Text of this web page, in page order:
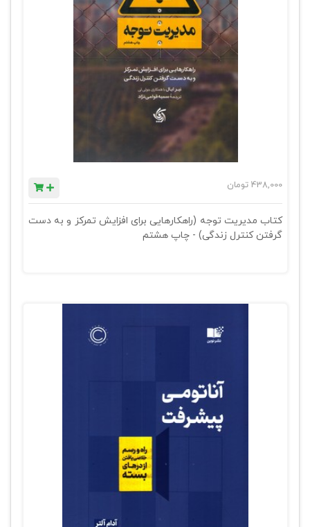
438,000 تومان
کتاب مدیریت توجه (راهکارهایی برای افزایش تمرکز و به دست
گرفتن کنترل زندگی) - چاپ هشتم